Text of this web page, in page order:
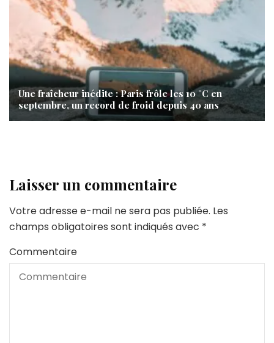
Une fraîcheur inédite : Paris frôle les 10 °C en
septembre, un record de froid depuis 40 ans
Laisser un commentaire
Votre adresse e-mail ne sera pas publiée. Les
champs obligatoires sont indiqués avec *
Commentaire